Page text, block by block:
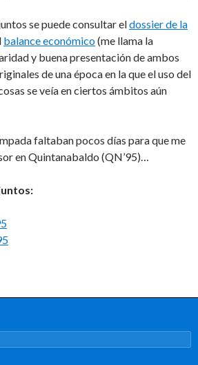
se puede consultar eldossier de la
balance económico(me llama la
y buena presentación de ambos
de una época en la que el uso del
se veía en ciertos ámbitos aún
faltaban pocos días para que me
en Quintanabaldo (QN’95)…